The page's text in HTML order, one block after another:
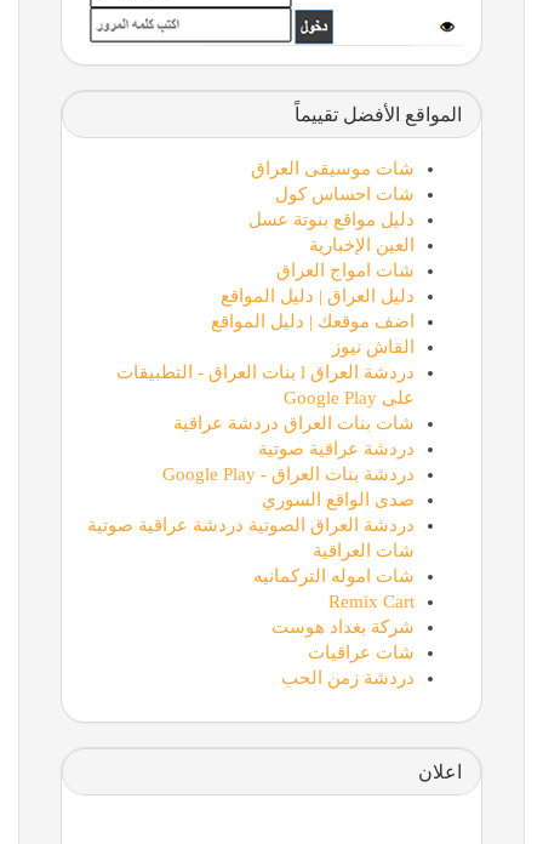
المواقع الأفضل تقييماً
شات موسيقى العراق
شات احساس كول
دليل مواقع بنوتة عسل
العين الإخبارية
شات امواج العراق
دليل العراق | دليل المواقع
اضف موقعك | دليل المواقع
القاش نيوز
دردشة العراق l بنات العراق - التطبيقات
على Google Play
شات بنات العراق دردشة عراقية
دردشة عراقية صوتية
دردشة بنات العراق - Google Play
صدى الواقع السوري
دردشة العراق الصوتية دردشة عراقية صوتية
شات العراقية
شات اموله التركمانيه
Remix Cart
شركة بغداد هوست
شات عراقيات
دردشة زمن الحب
اعلان